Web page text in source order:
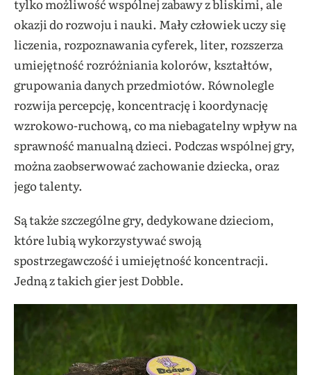
tylko możliwość wspólnej zabawy z bliskimi, ale
okazji do rozwoju i nauki. Mały człowiek uczy się
liczenia, rozpoznawania cyferek, liter, rozszerza
umiejętność rozróżniania kolorów, kształtów,
grupowania danych przedmiotów. Równolegle
rozwija percepcję, koncentrację i koordynację
wzrokowo-ruchową, co ma niebagatelny wpływ na
sprawność manualną dzieci. Podczas wspólnej gry,
można zaobserwować zachowanie dziecka, oraz
jego talenty.
Są także szczególne gry, dedykowane dzieciom,
które lubią wykorzystywać swoją
spostrzegawczość i umiejętność koncentracji.
Jedną z takich gier jest Dobble.